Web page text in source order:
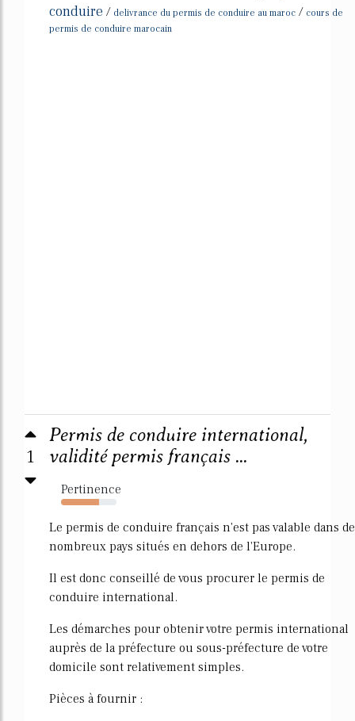
conduire / delivrance du permis de conduire au maroc / cours de
permis de conduire marocain
1
Permis de conduire international,
validité permis français ...
Pertinence
68%
Le permis de conduire français n'est pas valable dans de
nombreux pays situés en dehors de l'Europe.
Il est donc conseillé de vous procurer le permis de
conduire international.
Les démarches pour obtenir votre permis international
auprès de la préfecture ou sous-préfecture de votre
domicile sont relativement simples.
Pièces à fournir :